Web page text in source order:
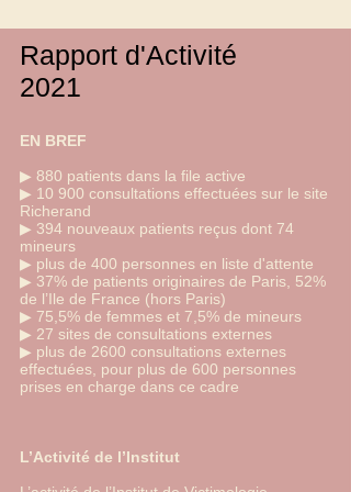
Rapport d'Activité
2021
EN BREF
▶ 880 patients dans la file active
▶ 10 900 consultations effectuées sur le site
Richerand
▶ 394 nouveaux patients reçus dont 74
mineurs
▶ plus de 400 personnes en liste d'attente
▶ 37% de patients originaires de Paris, 52%
de l’Ile de France (hors Paris)
▶ 75,5% de femmes et 7,5% de mineurs
▶ 27 sites de consultations externes
▶ plus de 2600 consultations externes
effectuées, pour plus de 600 personnes
prises en charge dans ce cadre
L’Activité de l’Institut